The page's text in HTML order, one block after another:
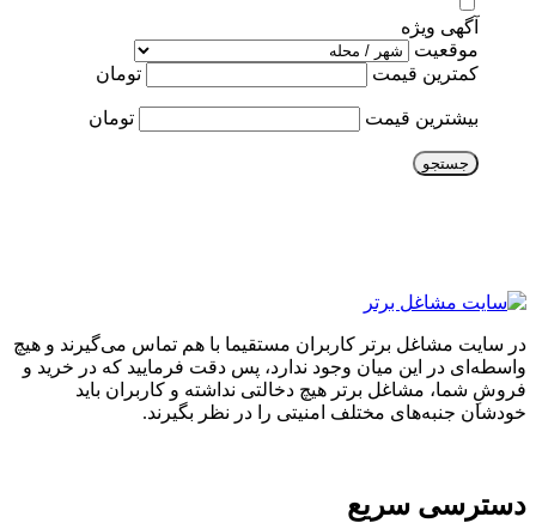
آگهی ویژه
موقعیت
کمترین قیمت
تومان
بیشترین قیمت تومان
جستجو
در سایت مشاغل برتر کاربران مستقیما با هم تماس می‌گیرند و هیچ
واسطه‌ای در این میان وجود ندارد، پس دقت فرمایید که در خرید و
فروشِ شما، مشاغل برتر هیچ دخالتی نداشته و کاربران باید
خودشان جنبه‌های مختلف امنیتی را در نظر بگیرند.
دسترسی سریع